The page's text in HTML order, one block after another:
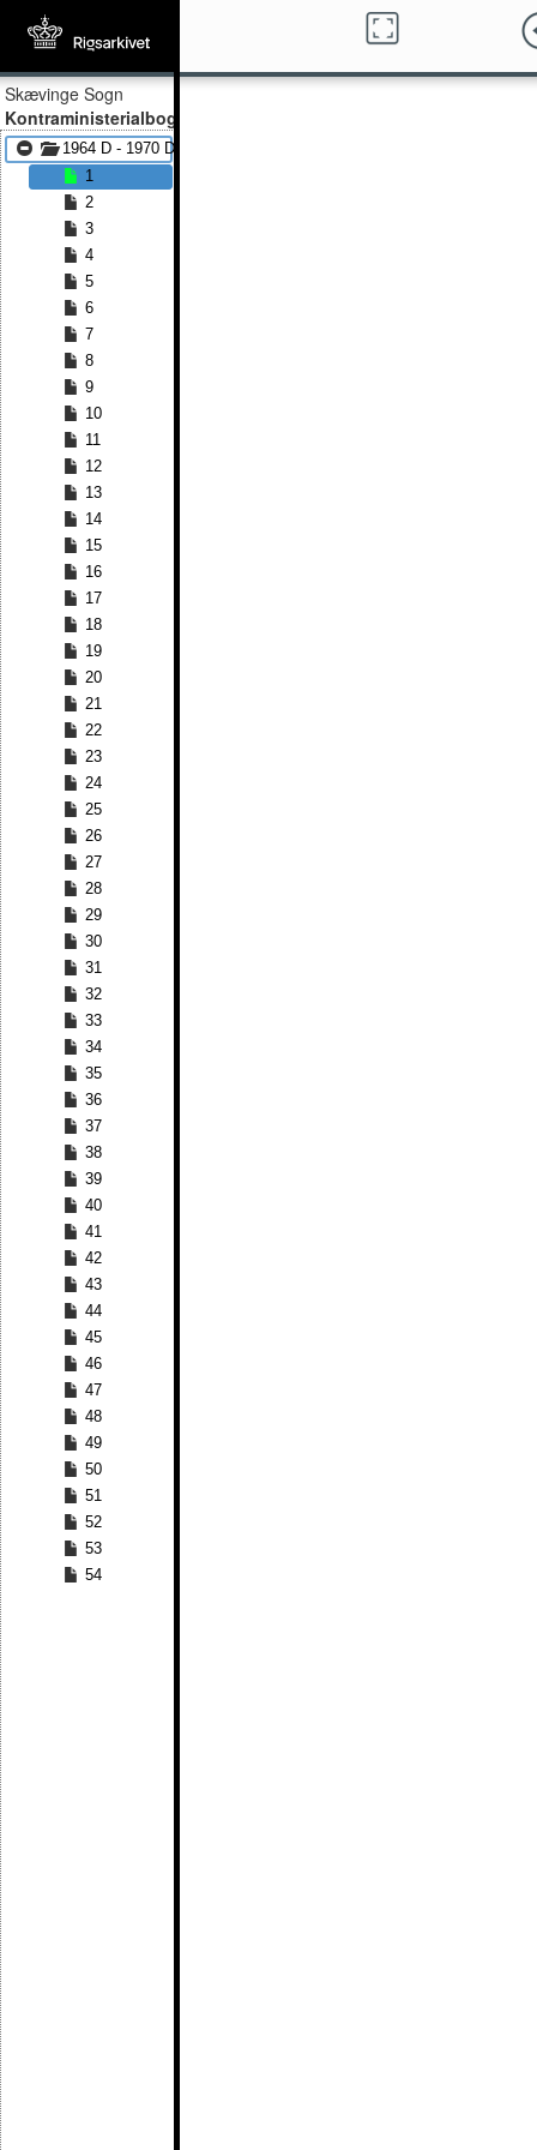
Skævinge Sogn
Kontraministerialbog
1964 D - 1970 D
1
2
3
4
5
6
7
8
9
10
11
12
13
14
15
16
17
18
19
20
21
22
23
24
25
26
27
28
29
30
31
32
33
34
35
36
37
38
39
40
41
42
43
44
45
46
47
48
49
50
51
52
53
54